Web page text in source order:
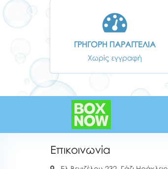
ΓΡΗΓΟΡΗ ΠΑΡΑΓΓΕΛΙΑ
Χωρίς εγγραφή
Επικοινωνία